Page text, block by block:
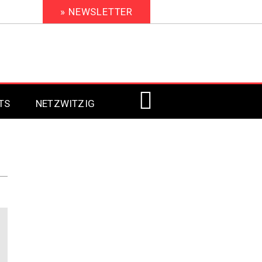
» NEWSLETTER
Signage 2021
Signage 2020
Signage 2019
NETZWITZIG